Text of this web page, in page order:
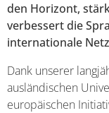
den Horizont,
verbessert die
internationale
Dank unserer
ausländischen
europäischen